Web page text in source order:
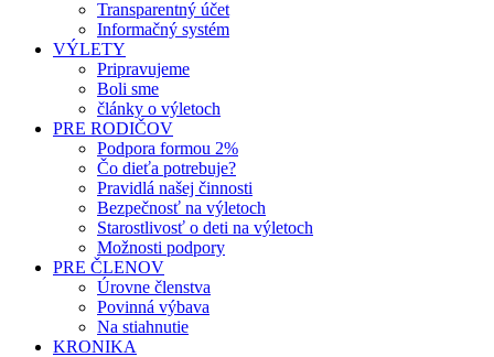
Transparentný účet
Informačný systém
VÝLETY
Pripravujeme
Boli sme
články o výletoch
PRE RODIČOV
Podpora formou 2%
Čo dieťa potrebuje?
Pravidlá našej činnosti
Bezpečnosť na výletoch
Starostlivosť o deti na výletoch
Možnosti podpory
PRE ČLENOV
Úrovne členstva
Povinná výbava
Na stiahnutie
KRONIKA